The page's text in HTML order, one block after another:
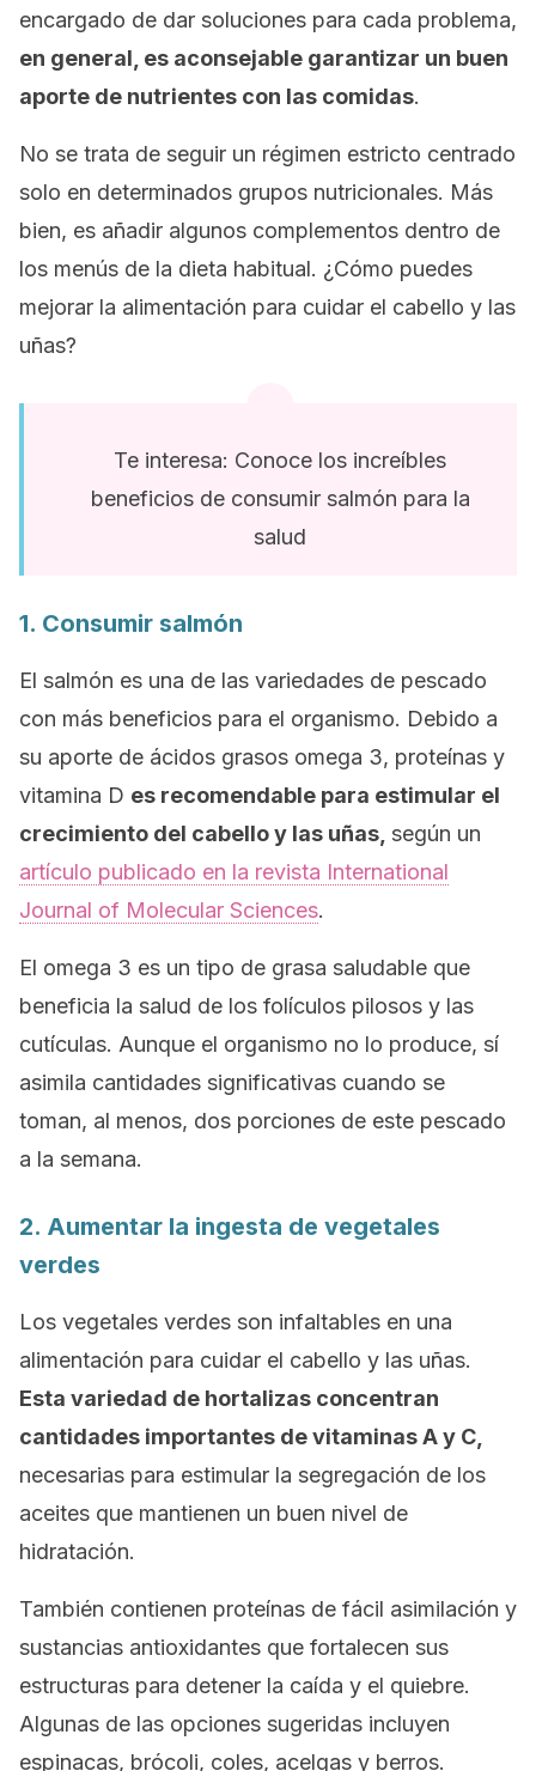
encargado de dar soluciones para cada problema,
en general, es aconsejable garantizar un buen
aporte de nutrientes con las comidas.
No se trata de seguir un régimen estricto centrado
solo en determinados grupos nutricionales. Más
bien, es añadir algunos complementos dentro de
los menús de la dieta habitual. ¿Cómo puedes
mejorar la alimentación para cuidar el cabello y las
uñas?
Te interesa: Conoce los increíbles
beneficios de consumir salmón para la
salud
1. Consumir salmón
El salmón es una de las variedades de pescado
con más beneficios para el organismo. Debido a
su aporte de ácidos grasos omega 3, proteínas y
vitamina D es recomendable para estimular el
crecimiento del cabello y las uñas, según un
artículo publicado en la revista International
Journal of Molecular Sciences.
El omega 3 es un tipo de grasa saludable que
beneficia la salud de los folículos pilosos y las
cutículas. Aunque el organismo no lo produce, sí
asimila cantidades significativas cuando se
toman, al menos, dos porciones de este pescado
a la semana.
2. Aumentar la ingesta de vegetales
verdes
Los vegetales verdes son infaltables en una
alimentación para cuidar el cabello y las uñas.
Esta variedad de hortalizas concentran
cantidades importantes de vitaminas A y C,
necesarias para estimular la segregación de los
aceites que mantienen un buen nivel de
hidratación.
También contienen proteínas de fácil asimilación y
sustancias antioxidantes que fortalecen sus
estructuras para detener la caída y el quiebre.
Algunas de las opciones sugeridas incluyen
espinacas, brócoli, coles, acelgas y berros.